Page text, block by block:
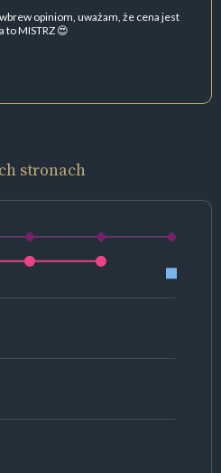
opiniom, uważam, że cena jest
to MISTRZ 😍
stronach